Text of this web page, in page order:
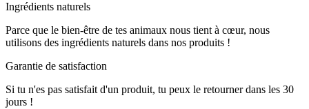
Ingrédients naturels
Parce que le bien-être de tes animaux nous tient à cœur, nous
utilisons des ingrédients naturels dans nos produits !
Garantie de satisfaction
Si tu n'es pas satisfait d'un produit, tu peux le retourner dans les 30
jours !